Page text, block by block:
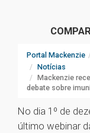
Portal Mackenzie
Notícias
Mackenzie
debate sobre
No dia 1º de
último webinar